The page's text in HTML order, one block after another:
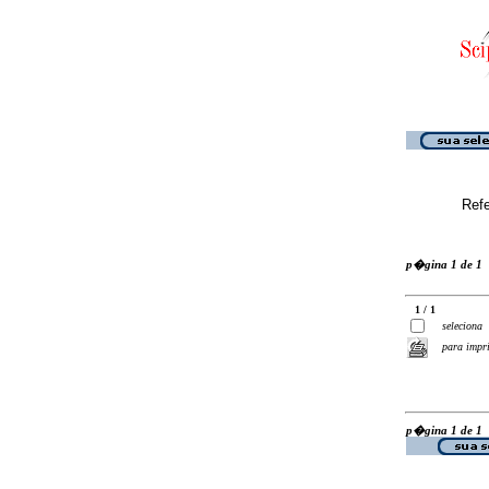
p�gina 1 de 1
1 / 1
seleciona
para
p�gina 1 de 1